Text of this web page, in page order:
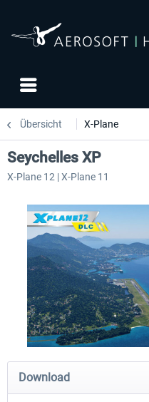
Übersicht X-Plane
Traffic Global for X-Plane 12/11
Seychelles XP
X-Plane 12 | X-Plane 11
Download